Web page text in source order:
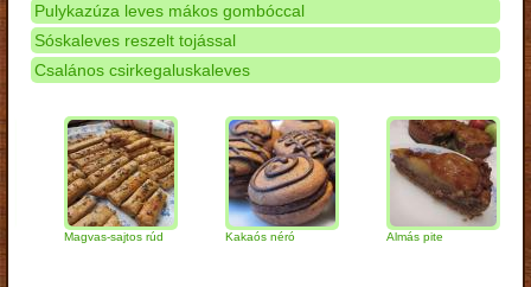
Pulykazúza leves mákos gombóccal
Sóskaleves reszelt tojással
Csalános csirkegaluskaleves
Magvas-sajtos rúd Kakaós néró Almás pite